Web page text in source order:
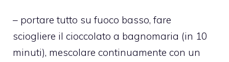
– portare tutto su fuoco basso, fare
sciogliere il cioccolato a bagnomaria (in 10
minuti), mescolare continuamente con un